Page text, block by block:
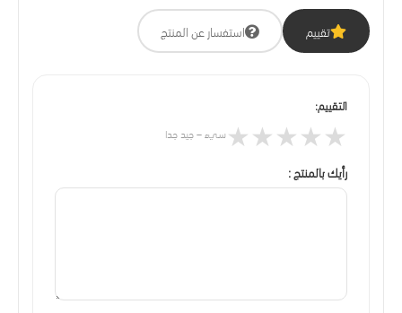
تقييم استفسار عن المنتج
التقييم:
★★★★★ سيء – جيد جدا
رأيك بالمنتج :